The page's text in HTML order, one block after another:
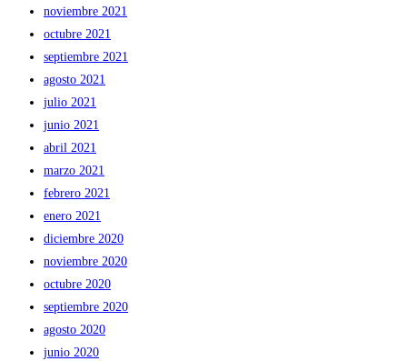
noviembre 2021
octubre 2021
septiembre 2021
agosto 2021
julio 2021
junio 2021
abril 2021
marzo 2021
febrero 2021
enero 2021
diciembre 2020
noviembre 2020
octubre 2020
septiembre 2020
agosto 2020
junio 2020